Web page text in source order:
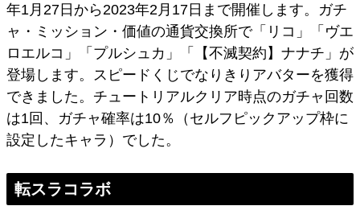
年1月27日から2023年2月17日まで開催します。ガチ
ャ・ミッション・価値の通貨交換所で「リコ」「ヴエ
ロエルコ」「プルシュカ」「【不滅契約】ナナチ」が
登場します。スピードくじでなりきりアバターを獲得
できました。チュートリアルクリア時点のガチャ回数
は1回、ガチャ確率は10％（セルフピックアップ枠に
設定したキャラ）でした。
転スラコラボ